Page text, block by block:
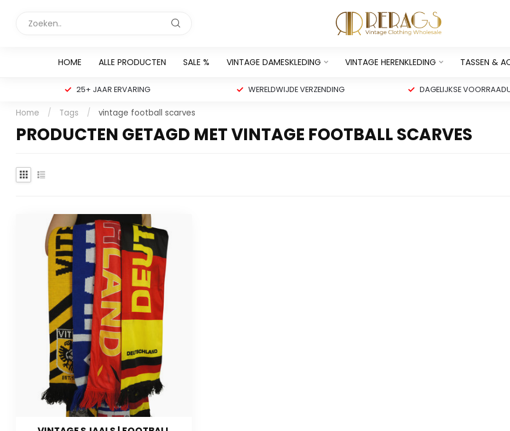
HOME ALLE PRODUCTEN SALE % VINTAGE DAMESKLEDING VINTAGE HERENKLEDING TASSEN &
25+ JAAR ERVARING WERELDWIJDE VERZENDING DAGELIJKSE
Home / Tags / vintage football scarves
PRODUCTEN GETAGD MET VINTAGE FOOTBALL SCARVES